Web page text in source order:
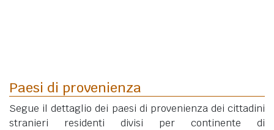
Paesi di provenienza
Segue il dettaglio dei paesi di provenienza dei cittadini
stranieri residenti divisi per continente di